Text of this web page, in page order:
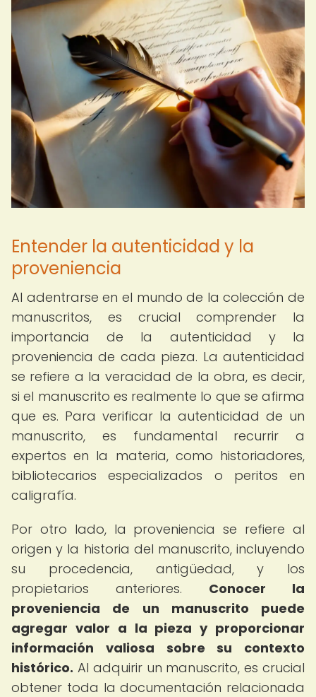
Entender la autenticidad y la
proveniencia
Al adentrarse en el mundo de la colección de
manuscritos, es crucial comprender la
importancia de la autenticidad y la
proveniencia de cada pieza. La autenticidad
se refiere a la veracidad de la obra, es decir,
si el manuscrito es realmente lo que se afirma
que es. Para verificar la autenticidad de un
manuscrito, es fundamental recurrir a
expertos en la materia, como historiadores,
bibliotecarios especializados o peritos en
caligrafía.
Por otro lado, la proveniencia se refiere al
origen y la historia del manuscrito, incluyendo
su procedencia, antigüedad, y los
propietarios anteriores. Conocer la
proveniencia de un manuscrito puede
agregar valor a la pieza y proporcionar
información valiosa sobre su contexto
histórico. Al adquirir un manuscrito, es crucial
obtener toda la documentación relacionada